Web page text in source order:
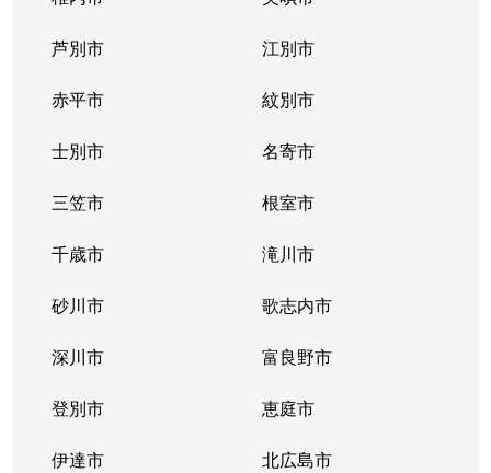
芦別市 江別市
赤平市 紋別市
士別市 名寄市
三笠市 根室市
千歳市 滝川市
砂川市 歌志内市
深川市 富良野市
登別市 恵庭市
伊達市 北広島市